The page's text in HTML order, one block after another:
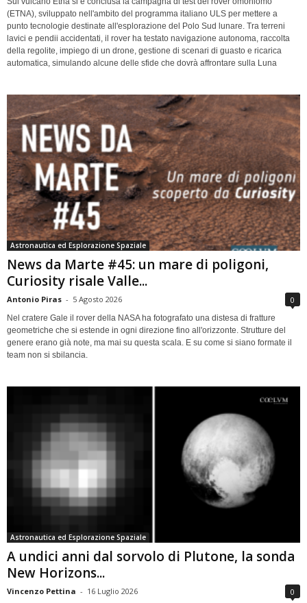
(ETNA), sviluppato nell'ambito del programma italiano ULS per mettere a
punto tecnologie destinate all'esplorazione del Polo Sud lunare. Tra terreni
lavici e pendii accidentati, il rover ha testato navigazione autonoma, raccolta
della regolite, impiego di un drone, gestione di scenari di guasto e ricarica
automatica, simulando alcune delle sfide che dovrà affrontare sulla Luna
Astronautica ed Esplorazione Spaziale
News da Marte #45: un mare di poligoni,
Curiosity risale Valle...
Antonio Piras - 5 Agosto 2026 0
Nel cratere Gale il rover della NASA ha fotografato una distesa di fratture
geometriche che si estende in ogni direzione fino all'orizzonte. Strutture del
genere erano già note, ma mai su questa scala. E su come si siano formate il
team non si sbilancia.
Astronautica ed Esplorazione Spaziale
A undici anni dal sorvolo di Plutone, la sonda
New Horizons...
Vincenzo Pettina - 16 Luglio 2026 0